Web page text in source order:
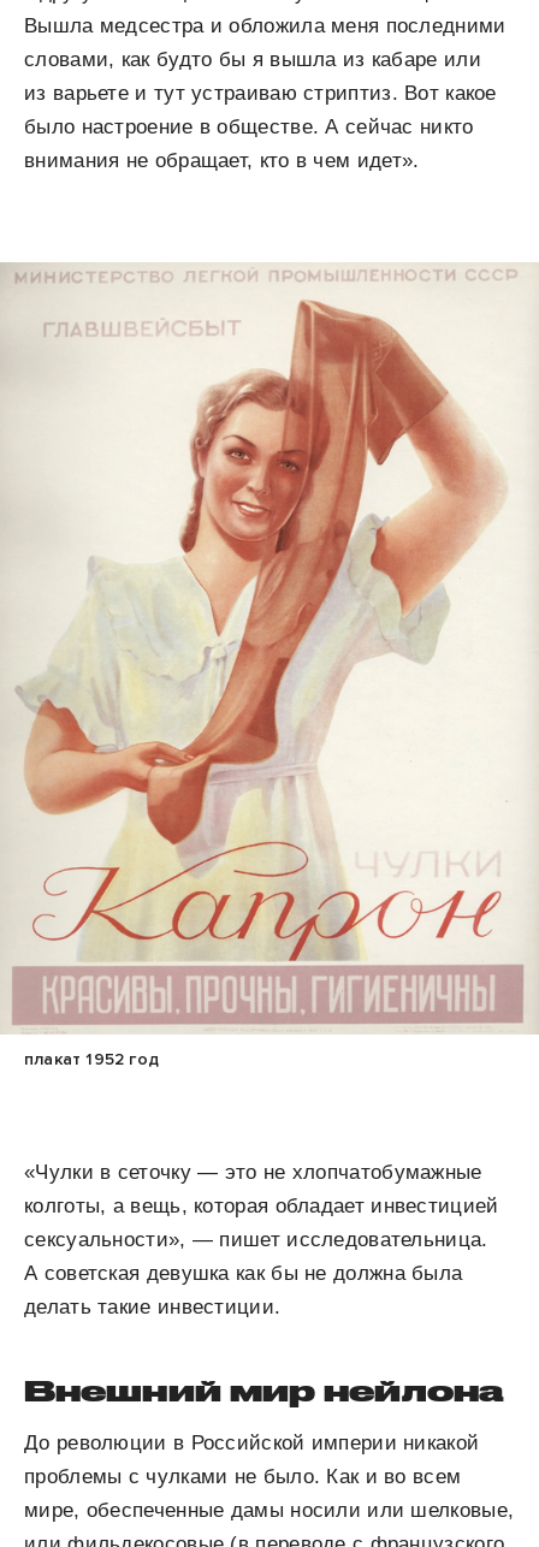
Вышла медсестра и обложила меня последними
словами, как будто бы я вышла из кабаре или
из варьете и тут устраиваю стриптиз. Вот какое
было настроение в обществе. А сейчас никто
внимания не обращает, кто в чем идет».
плакат 1952 год
«Чулки в сеточку — это не хлопчатобумажные
колготы, а вещь, которая обладает инвестицией
сексуальности», — пишет исследовательница.
А советская девушка как бы не должна была
делать такие инвестиции.
Внешний мир нейлона
До революции в Российской империи никакой
проблемы с чулками не было. Как и во всем
мире, обеспеченные дамы носили или шелковые,